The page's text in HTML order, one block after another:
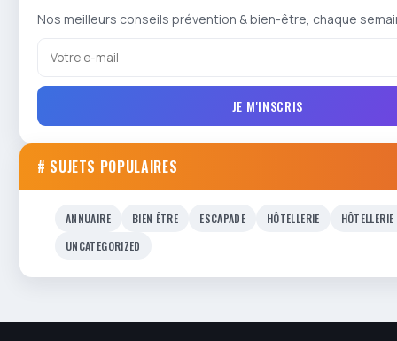
Nos meilleurs conseils prévention & bien-être, chaque
JE M'INSCRIS
# SUJETS POPULAIRES
ANNUAIRE BIEN ÊTRE ESCAPADE HÔTELLERIE
UNCATEGORIZED